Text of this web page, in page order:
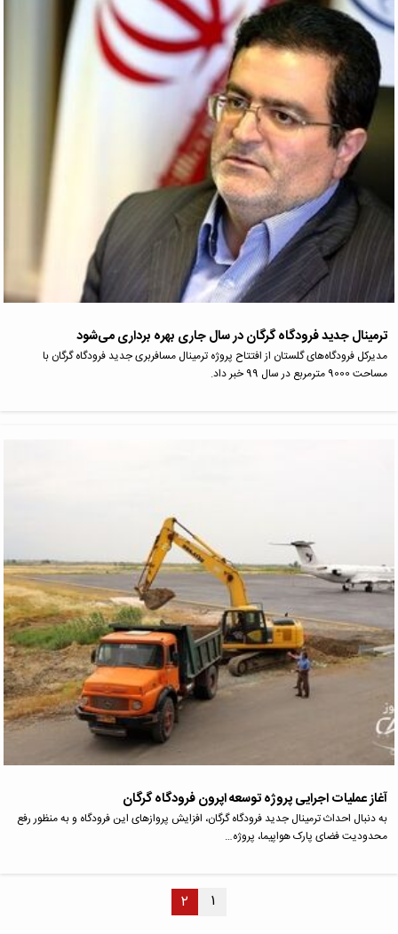
ترمینال جدید فرودگاه گرگان در سال جاری بهره برداری می‌شود
مدیرکل فرودگاه‌های گلستان از افتتاح پروژه ترمینال مسافربری جدید فرودگاه گرگان با
مساحت 9000 مترمربع در سال 99 خبر داد.
آغاز عملیات اجرایی پروژه توسعه اپرون فرودگاه گرگان
به دنبال احداث ترمینال جدید فرودگاه گرگان، افزایش پروازهای این فرودگاه و به منظور رفع
محدودیت فضای پارک هواپیما، پروژه…
۱ ۲